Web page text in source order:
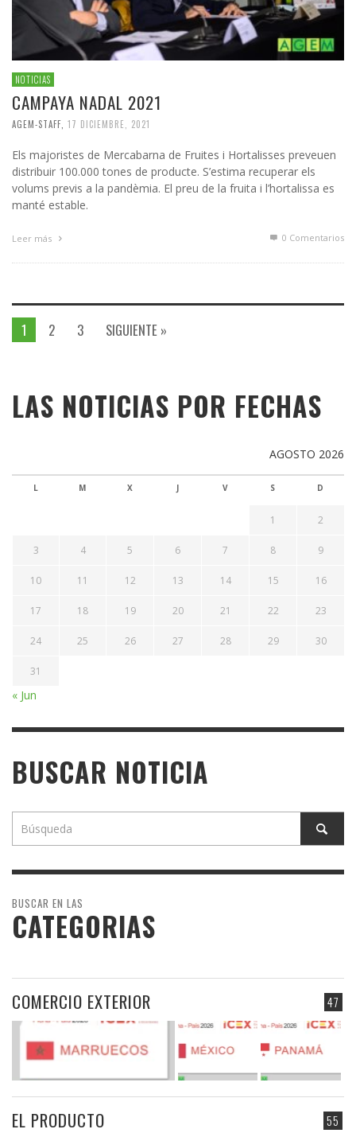
NOTICIAS
CAMPAYA NADAL 2021
AGEM-STAFF 17 DICIEMBRE, 2021
Els majoristes de Mercabarna de Fruites i Hortalisses preveuen
distribuir 100.000 tones de producte. S’estima recuperar els
volums previs a la pandèmia. El preu de la fruita i l’hortalissa es
manté estable.
Leer más 0 Comentarios
1 2 3 SIGUIENTE »
LAS NOTICIAS POR FECHAS
AGOSTO 2026
L M X J V S D
1 2
3 4 5 6 7 8 9
10 11 12 13 14 15 16
17 18 19 20 21 22 23
24 25 26 27 28 29 30
31
« Jun
BUSCAR NOTICIA
BUSCAR EN LAS
CATEGORIAS
47
COMERCIO EXTERIOR
55
EL PRODUCTO